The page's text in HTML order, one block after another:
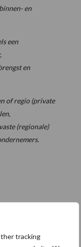
tracking
en
een
en
of regio (private
(regionale)